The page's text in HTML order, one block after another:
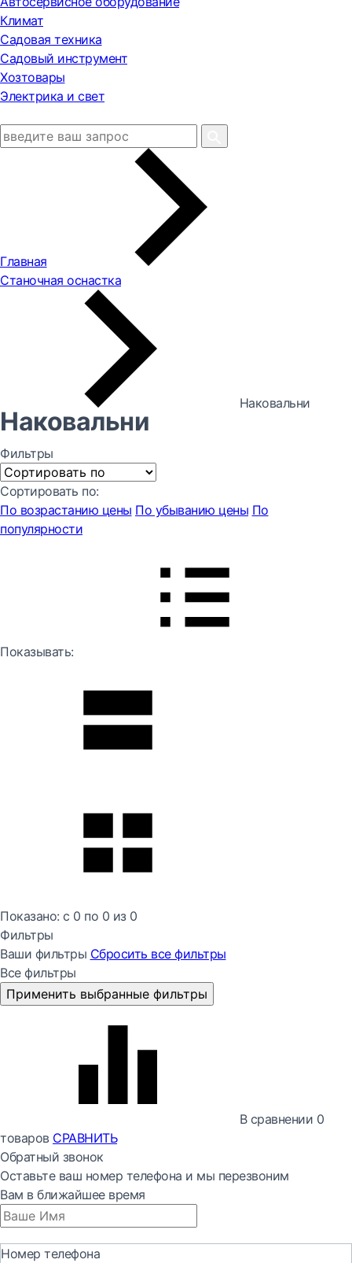
Климат
Садовая техника
Садовый инструмент
Хозтовары
Электрика и свет
Главная
Станочная оснастка
Наковальни
Наковальни
Фильтры
Сортировать по:
По возрастанию цены По убыванию цены По
популярности
Показывать:
Показано: с 0 по 0 из 0
Фильтры
Ваши фильтры Сбросить все фильтры
Все фильтры
Применить выбранные фильтры
В сравнении 0
товаров СРАВНИТЬ
Обратный звонок
Оставьте ваш номер телефона и мы перезвоним
Вам в ближайшее время
Номер телефона